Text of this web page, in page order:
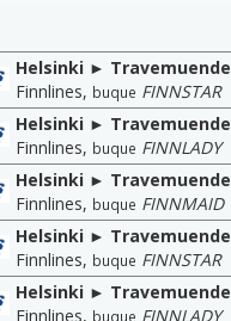
Helsinki ► Travemuende
Finnlines, buque FINNSTAR
Helsinki ► Travemuende
Finnlines, buque FINNLADY
Helsinki ► Travemuende
Finnlines, buque FINNMAID
Helsinki ► Travemuende
Finnlines, buque FINNSTAR
Helsinki ► Travemuende
Finnlines, buque FINNLADY